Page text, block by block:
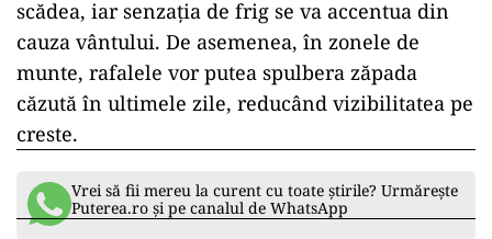
scădea, iar senzația de frig se va accentua din
cauza vântului. De asemenea, în zonele de
munte, rafalele vor putea spulbera zăpada
căzută în ultimele zile, reducând vizibilitatea pe
creste.
Vrei să fii mereu la curent cu toate știrile? Urmărește
Puterea.ro și pe canalul de WhatsApp